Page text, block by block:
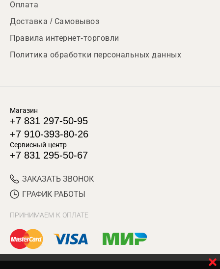
Оплата
Доставка / Самовывоз
Правила интернет-торговли
Политика обработки персональных данных
Магазин
+7 831 297-50-95
+7 910-393-80-26
Сервисный центр
+7 831 295-50-67
ЗАКАЗАТЬ ЗВОНОК
ГРАФИК РАБОТЫ
ПРИНИМАЕМ К ОПЛАТЕ